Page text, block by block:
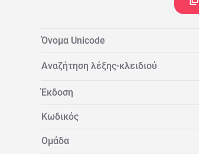
Όνομα Unicode
Αναζήτηση λέξης-κλειδιού
Έκδοση
Κωδικός
Ομάδα